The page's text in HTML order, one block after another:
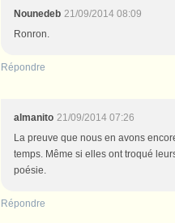
Nounedeb 21/09/2014 08:09
Ronron.
Répondre
almanito 21/09/2014 07:26
La preuve que nous en avons
temps. Même si elles ont troqué
poésie.
Répondre